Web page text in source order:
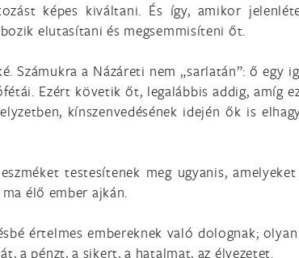
képes kiváltani. És így, amikor
elutasítani és megsemmisíteni őt.
Számukra a Názáreti nem „sarlatán”: ő egy
Ezért követik őt, legalábbis addig, amíg
kínszenvedésének idején ők is
testesítenek meg ugyanis,
élő ember ajkán.
értelmes embereknek való dolognak;
a pénzt, a sikert, a hatalmat, az élvezetet.